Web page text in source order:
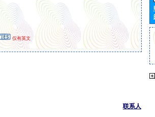
仅有英文
联系人